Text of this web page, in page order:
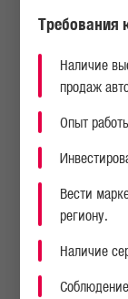
УВАЖАЕМЫЕ
Требования
Наличие
продаж
Опыт
Вести
региону.
Наличие